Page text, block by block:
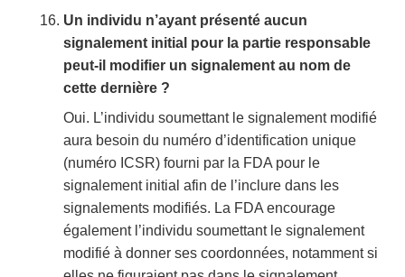
Un individu n’ayant présenté aucun
signalement initial pour la partie responsable
peut-il modifier un signalement au nom de
cette dernière ?
Oui. L’individu soumettant le signalement modifié
aura besoin du numéro d’identification unique
(numéro ICSR) fourni par la FDA pour le
signalement initial afin de l’inclure dans les
signalements modifiés. La FDA encourage
également l’individu soumettant le signalement
modifié à donner ses coordonnées, notamment si